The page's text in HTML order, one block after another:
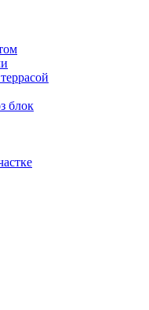
блок